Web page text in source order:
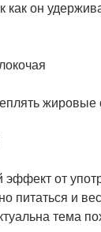
как он
жировые
от
питаться и
тема